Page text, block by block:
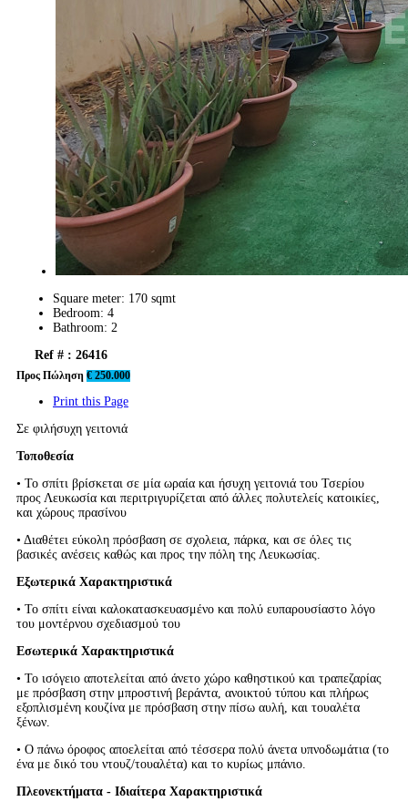
Square meter: 170 sqmt
Bedroom: 4
Bathroom: 2
Ref # : 26416
Προς Πώληση € 250.000
Print this Page
Σε φιλήσυχη γειτονιά
Τοποθεσία
• Το σπίτι βρίσκεται σε μία ωραία και ήσυχη γειτονιά του Τσερίου
προς Λευκωσία και περιτριγυρίζεται από άλλες πολυτελείς κατοικίες,
και χώρους πρασίνου
• Διαθέτει εύκολη πρόσβαση σε σχολεια, πάρκα, και σε όλες τις
βασικές ανέσεις καθώς και προς την πόλη της Λευκωσίας.
Εξωτερικά Χαρακτηριστικά
• Το σπίτι είναι καλοκατασκευασμένο και πολύ ευπαρουσίαστο λόγο
του μοντέρνου σχεδιασμού του
Εσωτερικά Χαρακτηριστικά
• Το ισόγειο αποτελείται από άνετο χώρο καθηστικού και τραπεζαρίας
με πρόσβαση στην μπροστινή βεράντα, ανοικτού τύπου και πλήρως
εξοπλισμένη κουζίνα με πρόσβαση στην πίσω αυλή, και τουαλέτα
ξένων.
• Ο πάνω όροφος αποελείται από τέσσερα πολύ άνετα υπνοδωμάτια (το
ένα με δικό του ντουζ/τουαλέτα) και το κυρίως μπάνιο.
Πλεονεκτήματα - Ιδιαίτερα Χαρακτηριστικά